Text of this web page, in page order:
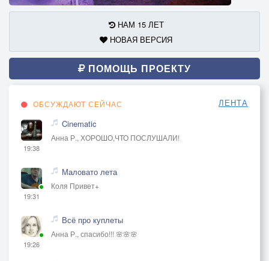
НАМ 15 ЛЕТ
НОВАЯ ВЕРСИЯ
ПОМОЩЬ ПРОЕКТУ
ОБСУЖДАЮТ СЕЙЧАС ЛЕНТА
19:38
Cinematic
Анна Р., ХОРОШО,ЧТО ПОСЛУШАЛИ!
19:31
Маловато лета
Коля Привет+
19:26
Всё про куплеты
Анна Р., спасибо!!! 🌸🌸🌸